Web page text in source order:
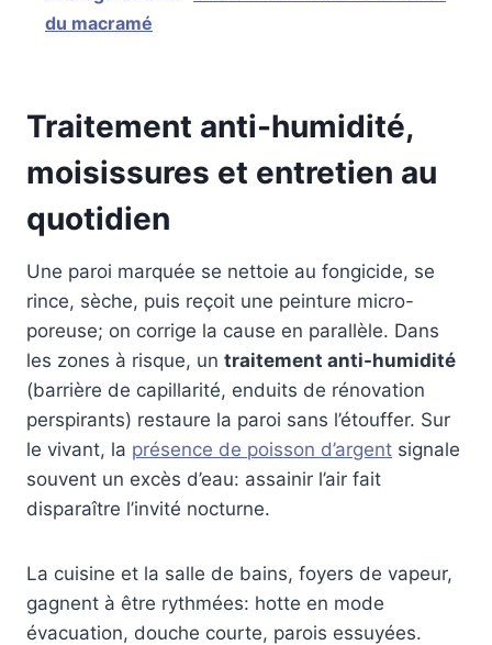
du macramé
Traitement anti-humidité,
moisissures et entretien au
quotidien
Une paroi marquée se nettoie au fongicide, se
rince, sèche, puis reçoit une peinture micro-
poreuse; on corrige la cause en parallèle. Dans
les zones à risque, un traitement anti-humidité
(barrière de capillarité, enduits de rénovation
perspirants) restaure la paroi sans l’étouffer. Sur
le vivant, la présence de poisson d’argent signale
souvent un excès d’eau: assainir l’air fait
disparaître l’invité nocturne.
La cuisine et la salle de bains, foyers de vapeur,
gagnent à être rythmées: hotte en mode
évacuation, douche courte, parois essuyées.